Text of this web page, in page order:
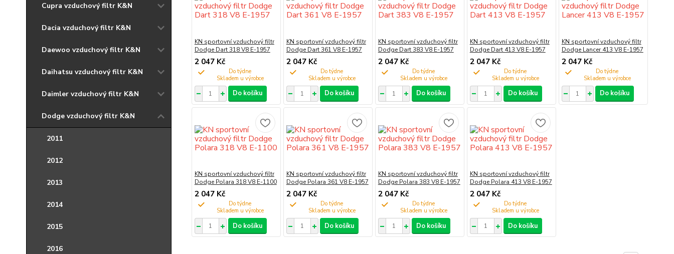
Cupra vzduchový filtr K&N
Dacia vzduchový filtr K&N
Daewoo vzduchový filtr K&N
Daihatsu vzduchový filtr K&N
Daimler vzduchový filtr K&N
Dodge vzduchový filtr K&N
2011
2012
2013
2014
2015
2016
KN sportovní vzduchový filtr
Dodge Dart 318 V8 E-1957
2 047 Kč
Do týdne
Do košíku
KN sportovní vzduchový filtr
Dodge Dart 361 V8 E-1957
2 047 Kč
Do týdne
Do košíku
KN sportovní vzduchový filtr
Dodge Dart 383 V8 E-1957
2 047 Kč
Do týdne
Do košíku
KN sportovní vzduchový filtr
Dodge Dart 413 V8 E-1957
2 047 Kč
Do týdne
Do košíku
KN sportovní vzduchový filtr
Dodge Lancer 413 V8 E-1957
2 047 Kč
Do týdne
Do košíku
KN sportovní vzduchový filtr
Dodge Polara 318 V8 E-1100
2 047 Kč
Do týdne
Do košíku
KN sportovní vzduchový filtr
Dodge Polara 361 V8 E-1957
2 047 Kč
Do týdne
Do košíku
KN sportovní vzduchový filtr
Dodge Polara 383 V8 E-1957
2 047 Kč
Do týdne
Do košíku
KN sportovní vzduchový filtr
Dodge Polara 413 V8 E-1957
2 047 Kč
Do týdne
Do košíku